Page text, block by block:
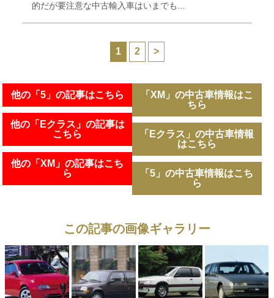
的だが要注意な中古輸入車はいまでも...
1 2 >
他の「5」の記事はこちら
他の「Eクラス」の記事は
こちら
他の「XM」の記事はこち
ら
「XM」の中古車情報はこ
ちら
「Eクラス」の中古車情報
はこちら
「5」の中古車情報はこち
ら
この記事の画像ギャラリー